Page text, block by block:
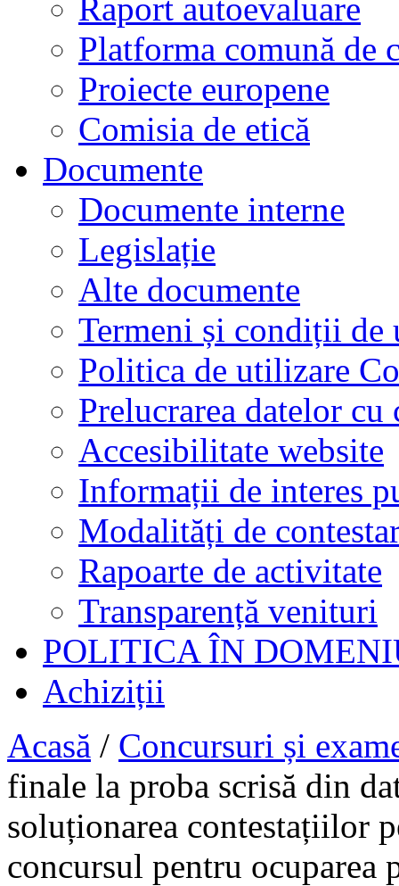
Raport autoevaluare
Platforma comună de
Proiecte europene
Comisia de etică
Documente
Documente interne
Legislație
Alte documente
Termeni și condiții de
Politica de utilizare
Prelucrarea datelor cu
Accesibilitate website
Informații de interes
Modalități de
Rapoarte de activitate
Transparență venituri
POLITICA ÎN
Achiziții
Acasă / Concursuri și
finale la proba scrisă din
soluționarea contestațiilor
concursul pentru ocuparea